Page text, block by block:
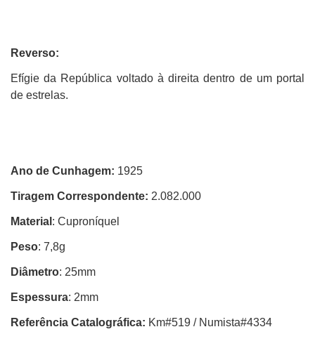
Reverso:
Efígie da República voltado à direita dentro de um portal
de estrelas.
Ano de Cunhagem: 1925
Tiragem Correspondente: 2.082.000
Material : Cuproníquel
Peso: 7,8g
Diâmetro: 25mm
Espessura: 2mm
Referência Catalográfica: Km#519 / Numista#4334